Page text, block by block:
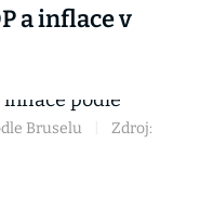
a inflace v
Bruselu
Zdroj: